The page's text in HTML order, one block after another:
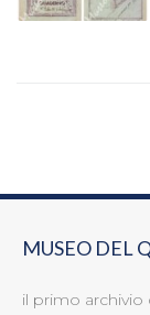
MUSEO DEL
il primo archivio